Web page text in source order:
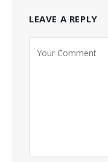
LEAVE A REPLY